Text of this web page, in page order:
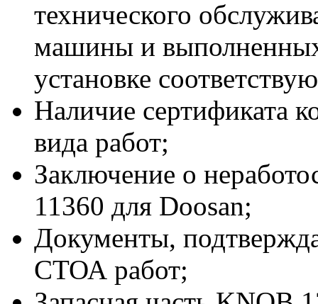
технического
машины и
установке
Наличие сертификата
вида работ;
Заключение о
11360 для Doosan;
Документы,
СТОА работ;